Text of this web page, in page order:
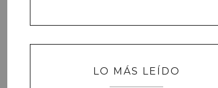
LO MÁS LEÍDO